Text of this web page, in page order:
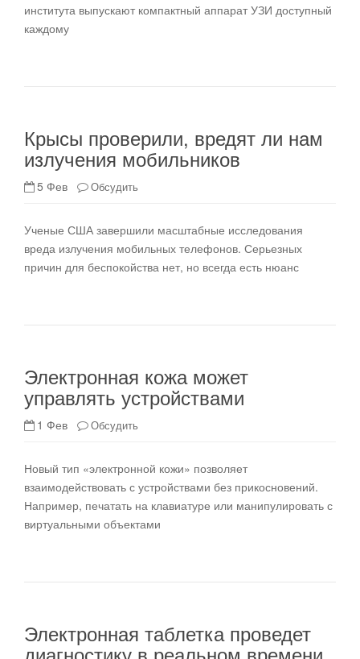
института выпускают компактный аппарат УЗИ доступный
каждому
Крысы проверили, вредят ли нам
излучения мобильников
5 Фев Обсудить
Ученые США завершили масштабные исследования
вреда излучения мобильных телефонов. Серьезных
причин для беспокойства нет, но всегда есть нюанс
Электронная кожа может
управлять устройствами
1 Фев Обсудить
Новый тип «электронной кожи» позволяет
взаимодействовать с устройствами без прикосновений.
Например, печатать на клавиатуре или манипулировать с
виртуальными объектами
Электронная таблетка проведет